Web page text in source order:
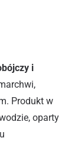
i
Produkt w
oparty